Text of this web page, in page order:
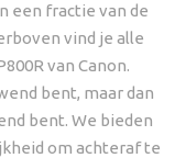
een fractie van de
vind je alle
van Canon.
bent, maar dan
bent. We bieden
om achteraf te